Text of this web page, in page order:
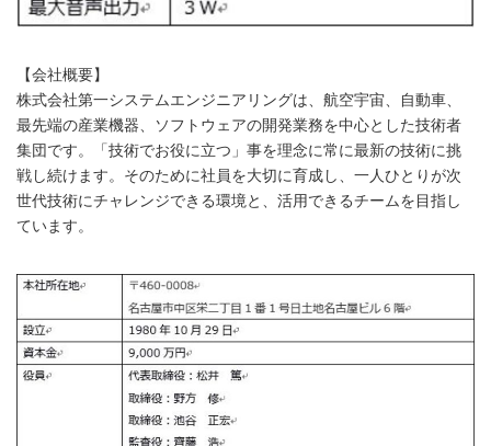
【会社概要】
株式会社第一システムエンジニアリングは、航空宇宙、自動車、
最先端の産業機器、ソフトウェアの開発業務を中心とした技術者
集団です。「技術でお役に立つ」事を理念に常に最新の技術に挑
戦し続けます。そのために社員を大切に育成し、一人ひとりが次
世代技術にチャレンジできる環境と、活用できるチームを目指し
ています。